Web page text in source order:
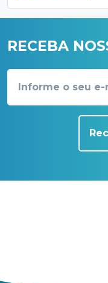
RECEBA